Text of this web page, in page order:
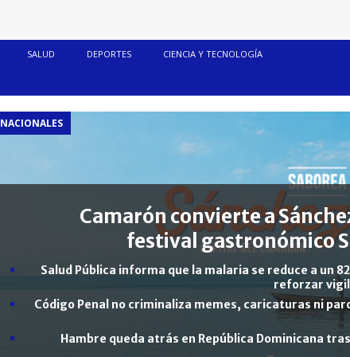
SALUD DEPORTES CIENCIA Y TECNOLOGÍA
NACIONALES
Camarón convierte a
festival gastronómico
Salud Pública informa que la malaria se reduce a un
reforzar
Código Penal no criminaliza memes, caricaturas ni
Hambre queda atrás en República Dominicana